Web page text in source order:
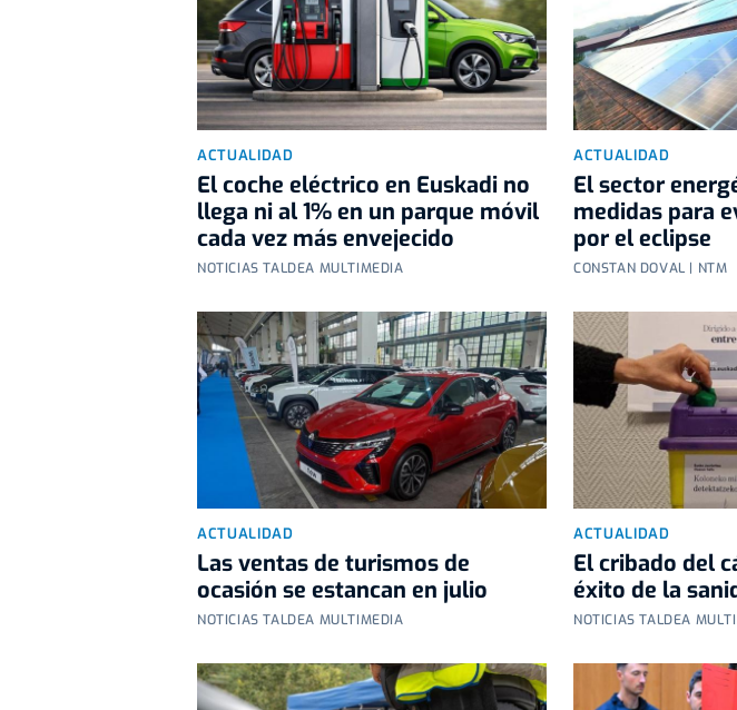
ACTUALIDAD
El coche eléctrico en Euskadi no
llega ni al 1% en un parque móvil
cada vez más envejecido
NOTICIAS TALDEA MULTIMEDIA
ACTUALIDAD
El sector
medidas para
por el eclipse
CONSTAN DOVAL | NTM
ACTUALIDAD
Las ventas de turismos de
ocasión se estancan en julio
NOTICIAS TALDEA MULTIMEDIA
ACTUALIDAD
El cribado del
éxito de la
NOTICIAS TALDEA